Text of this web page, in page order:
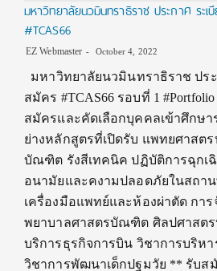
มหาวิทยาลัยนวมินทราธิราช ประกาศ ระเ
#TCAS66
EZ Webmaster October 4, 2022
มหาวิทยาลัยนวมินทราธิราช ประ
สมัคร #TCAS66 รอบที่ 1
สมัครและคัดเลือกบุคคลเข้าศึกษา
ย่างหลักสูตรที่เปิดรับ แพทยศาสต
บัณฑิต รังสีเทคนิค ปฏิบัติการฉุกเ
อนามัยและคงามปลอดภัยในสถา
เครื่องมือแพทย์และห้องผ่าตัด กา
พยาบาลศาสตรบัณฑิต ศิลปศาสต
บริการธุรกิจการบิน วิชาการบริหา
วิชาการพัฒนาเด็กปฐมวัย ** รับส